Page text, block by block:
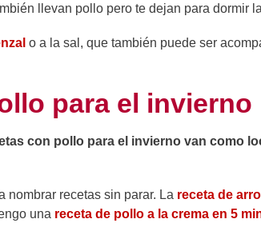
llevan pollo pero te dejan para dormir
o a la sal, que también puede ser
para el invierno
con pollo para el invierno van como
nombrar recetas sin parar. La receta de
una receta de pollo a la crema en 5